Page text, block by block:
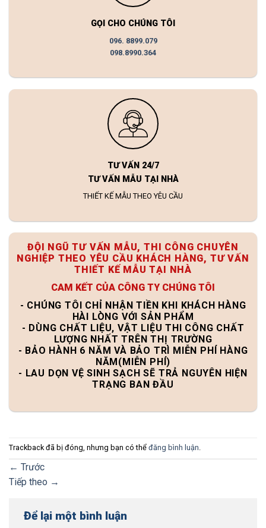
GỌI CHO CHÚNG TÔI
096. 8899.079
098.8990.364
TƯ VẤN 24/7
TƯ VẤN MẪU TẠI NHÀ
THIẾT KẾ MẪU THEO YÊU CẦU
ĐỘI NGŨ TƯ VẤN MẪU, THI CÔNG CHUYÊN
NGHIỆP THEO YÊU CẦU KHÁCH HÀNG, TƯ VẤN
THIẾT KẾ MẪU TẠI NHÀ
CAM KẾT CỦA CÔNG TY CHÚNG TÔI
- CHÚNG TÔI CHỈ NHẬN TIỀN KHI KHÁCH HÀNG
HÀI LÒNG VỚI SẢN PHẨM
- DÙNG CHẤT LIỆU, VẬT LIỆU THI CÔNG CHẤT
LƯỢNG NHẤT TRÊN THỊ TRƯỜNG
- BẢO HÀNH 6 NĂM VÀ BẢO TRÌ MIỄN PHÍ HÀNG
NĂM(MIỄN PHÍ)
- LAU DỌN VỆ SINH SẠCH SẼ TRẢ NGUYÊN HIỆN
TRẠNG BAN ĐẦU
Trackback đã bị đóng, nhưng bạn có thể đăng bình luận
← Trước
Tiếp theo →
Để lại một bình luận